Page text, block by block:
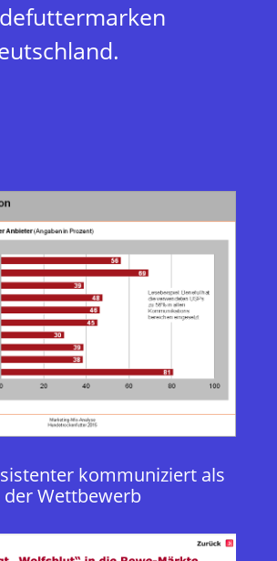
kommuniziert als
der Wettbewerb